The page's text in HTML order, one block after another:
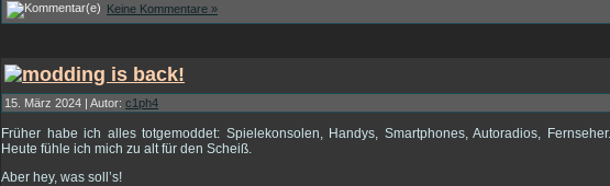
Keine Kommentare »
15. März 2024 | Autor: c1ph4
Früher habe ich alles totgemoddet: Spielekonsolen, Handys, Smartphones, Autoradios, Fernseher.
Heute fühle ich mich zu alt für den Scheiß.
Aber hey, was soll’s!